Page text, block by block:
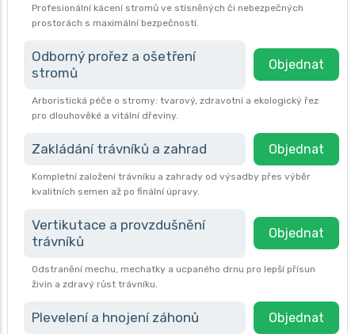
Profesionální kácení stromů ve stísněných či nebezpečných
prostorách s maximální bezpečností.
Odborný prořez a ošetření
stromů
Objednat
Arboristická péče o stromy: tvarový, zdravotní a ekologický řez
pro dlouhověké a vitální dřeviny.
Zakládání trávníků a zahrad Objednat
Kompletní založení trávníku a zahrady od výsadby přes výběr
kvalitních semen až po finální úpravy.
Vertikutace a provzdušnění
trávníků
Objednat
Odstranění mechu, mechatky a ucpaného drnu pro lepší přísun
živin a zdravý růst trávníku.
Plevelení a hnojení záhonů Objednat